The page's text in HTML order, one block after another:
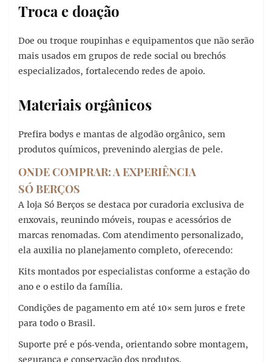
Troca e doação
Doe ou troque roupinhas e equipamentos que não serão
mais usados em grupos de rede social ou brechós
especializados, fortalecendo redes de apoio.
Materiais orgânicos
Prefira bodys e mantas de algodão orgânico, sem
produtos químicos, prevenindo alergias de pele.
ONDE COMPRAR: A EXPERIÊNCIA
SÓ BERÇOS
A loja Só Berços se destaca por curadoria exclusiva de
enxovais, reunindo móveis, roupas e acessórios de
marcas renomadas. Com atendimento personalizado,
ela auxilia no planejamento completo, oferecendo:
Kits montados por especialistas conforme a estação do
ano e o estilo da família.
Condições de pagamento em até 10× sem juros e frete
para todo o Brasil.
Suporte pré e pós‑venda, orientando sobre montagem,
segurança e conservação dos produtos.